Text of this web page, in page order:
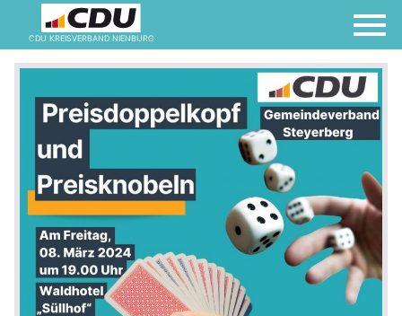
CDU KREISVERBAND NIENBURG